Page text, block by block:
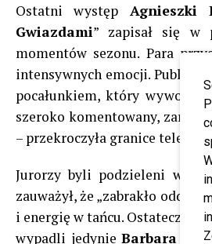
Ostatni występ Agnieszki
Gwiazdami” zapisał się w
momentów sezonu. Para
intensywnych emocji.
pocałunkiem, który
szeroko komentowany,
– przekroczyła granice
Jurorzy byli podzieleni w
zauważył, że „zabrakło
i energię w tańcu. Ostatecznie
wypadli jedynieBarbara